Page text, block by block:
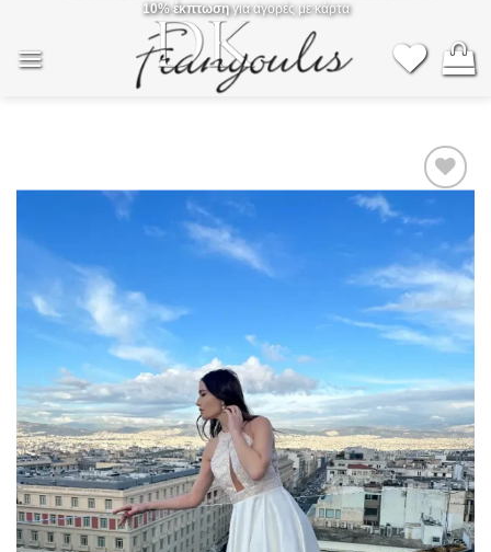
10% έκπτωσηγια αγορές με κάρτα
wishlist